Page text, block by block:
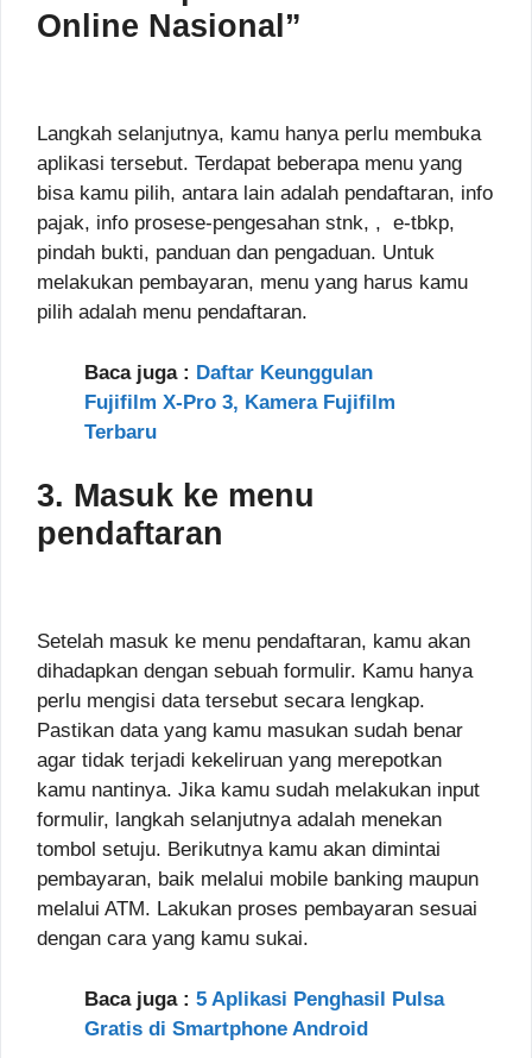
Online Nasional”
Langkah selanjutnya, kamu hanya perlu membuka
aplikasi tersebut. Terdapat beberapa menu yang
bisa kamu pilih, antara lain adalah pendaftaran, info
pajak, info prosese-pengesahan stnk, , e-tbkp,
pindah bukti, panduan dan pengaduan. Untuk
melakukan pembayaran, menu yang harus kamu
pilih adalah menu pendaftaran.
Baca juga : Daftar Keunggulan
Fujifilm X-Pro 3, Kamera Fujifilm
Terbaru
3. Masuk ke menu
pendaftaran
Setelah masuk ke menu pendaftaran, kamu akan
dihadapkan dengan sebuah formulir. Kamu hanya
perlu mengisi data tersebut secara lengkap.
Pastikan data yang kamu masukan sudah benar
agar tidak terjadi kekeliruan yang merepotkan
kamu nantinya. Jika kamu sudah melakukan input
formulir, langkah selanjutnya adalah menekan
tombol setuju. Berikutnya kamu akan dimintai
pembayaran, baik melalui mobile banking maupun
melalui ATM. Lakukan proses pembayaran sesuai
dengan cara yang kamu sukai.
Baca juga : 5 Aplikasi Penghasil Pulsa
Gratis di Smartphone Android